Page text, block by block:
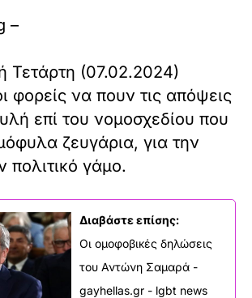
–
Τετάρτη (07.02.2024)
φορείς να πουν τις απόψεις
επί του νομοσχεδίου που
ζευγάρια, για την
πολιτικό γάμο.
Διαβάστε επίσης:
Οι ομοφοβικές δηλώσεις
του Αντώνη Σαμαρά -
gayhellas.gr - lgbt news